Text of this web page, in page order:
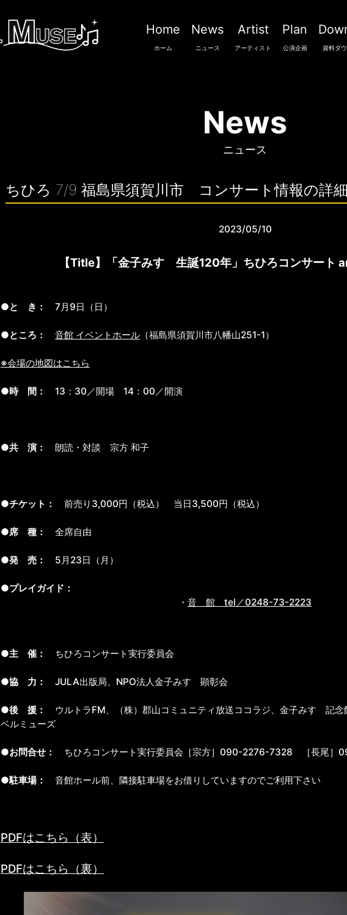
Home
ホーム
News
ニュース
Artist
アーティスト
Plan
公演企画 資料ダ
News
ニュース
ちひろ 7/9 福島県須賀川市 コンサート情報の詳
2023/05/10
【Title】「金子みすゞ生誕120年」ちひろコンサート
●と き： 7月9日（日）
●ところ： 音館 イベントホール （福島県須賀川市八幡山251-1）
※会場の地図はこちら
●時 間： 13：30／開場 14：00／開演
●共 演： 朗読・対談 宗方 和子
●チケット： 前売り3,000円（税込） 当日3,500円（税込）
●席 種： 全席自由
●発 売： 5月23日（月）
●プレイガイド：
・ 音 館 tel／0248-73-2223
●主 催： ちひろコンサート実行委員会
●協 力： JULA出版局、NPO法人金子みすゞ顕彰会
●後 援：
ウルトラFM、（株）郡山コミュニティ放送ココラジ、金子みすゞ記念
ベルミューズ
●お問合せ： ちひろコンサート実行委員会［宗方］090-2276-7328 ［長尾］
●駐車場： 音館ホール前、隣接駐車場をお借りしていますのでご利用下さい
PDFはこちら（表）
PDFはこちら（裏）